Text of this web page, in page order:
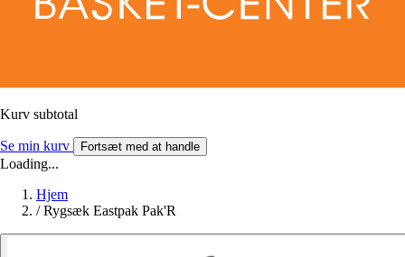
Kurv subtotal
Se min kurv Fortsæt med at handle
Loading...
Hjem
/ Rygsæk Eastpak Pak'R